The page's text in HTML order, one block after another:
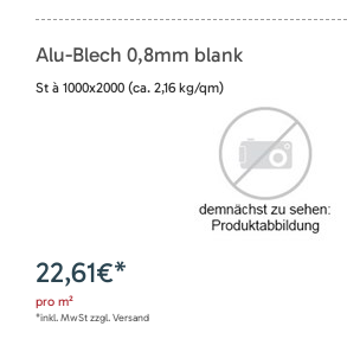
Alu-Blech 0,8mm blank
St à 1000x2000 (ca. 2,16 kg/qm)
22,61€*
pro m²
*inkl. MwSt zzgl. Versand